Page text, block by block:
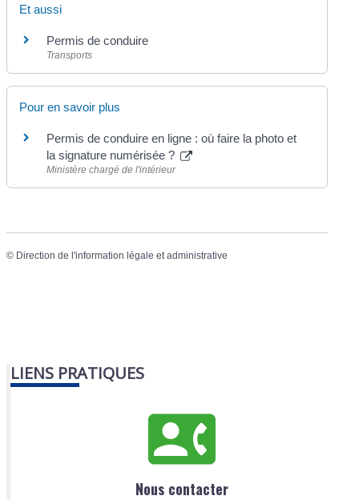
Et aussi
Permis de conduire
Transports
Pour en savoir plus
Permis de conduire en ligne : où faire la photo et
la signature numérisée ?
Ministère chargé de l'intérieur
© Direction de l'information légale et administrative
LIENS PRATIQUES
Nous contacter